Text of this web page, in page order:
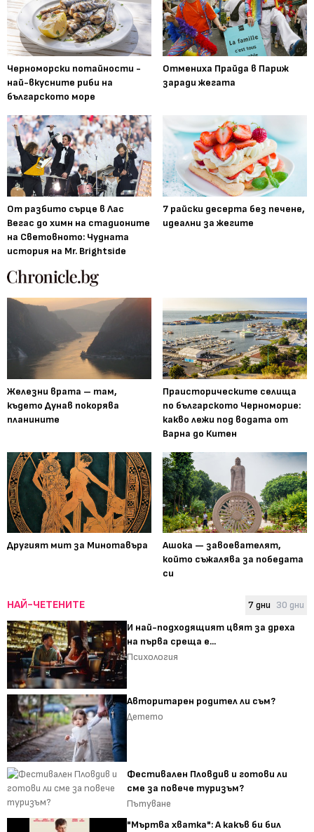
Черноморски потайности -
най-вкусните риби на
българското море
Отмениха Прайда в Париж
заради жегата
От разбито сърце в Лас
Вегас до химн на стадионите
на Световното: Чудната
история на Mr. Brightside
7 райски десерта без печене,
идеални за жегите
Железни врата – там,
където Дунав покорява
планините
Праисторическите селища
по българското Черноморие:
какво лежи под водата от
Варна до Китен
Другият мит за Минотавъра
Ашока — завоевателят,
който съжалява за победата
си
НАЙ-ЧЕТЕНИТЕ 7 дни 30 дни
И най-подходящият цвят за дреха
на първа среща е...
Психология
Авторитарен родител ли съм?
Детето
Фестивален Пловдив и готови ли
сме за повече туризъм?
Пътуване
"Мъртва хватка": А какъв би бил